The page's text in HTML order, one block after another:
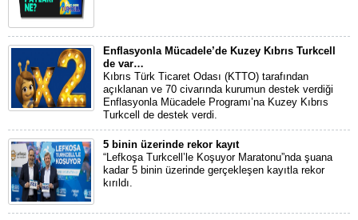
Enflasyonla Mücadele’de Kuzey Kıbrıs Turkcell
de var…
Kıbrıs Türk Ticaret Odası (KTTO) tarafından
açıklanan ve 70 civarında kurumun destek verdiği
Enflasyonla Mücadele Programı’na Kuzey Kıbrıs
Turkcell de destek verdi.
5 binin üzerinde rekor kayıt
“Lefkoşa Turkcell’le Koşuyor Maratonu”nda şuana
kadar 5 binin üzerinde gerçekleşen kayıtla rekor
kırıldı.